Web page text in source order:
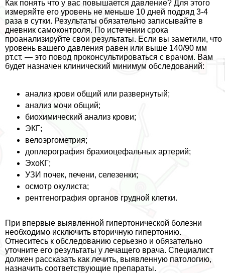
Как понять что у вас повышается давление? Для этого
измеряйте его уровень не меньше 10 дней подряд 3-4
раза в сутки. Результаты обязательно записывайте в
дневник самоконтроля. По истечении срока
проанализируйте свои результаты. Если вы заметили, что
уровень вашего давления равен или выше 140/90 мм
рт.ст. — это повод проконсультироваться с врачом. Вам
будет назначен клинический минимум обследований:
анализ крови общий или развернутый;
анализ мочи общий;
биохимический анализ крови;
ЭКГ;
велоэргометрия;
доплерография брахиоцефальных артерий;
ЭхоКГ;
УЗИ почек, печени, селезенки;
осмотр окулиста;
рентгенография органов грудной клетки.
При впервые выявленной гипертонической болезни
необходимо исключить вторичную гипертонию.
Отнеситесь к обследованию серьезно и обязательно
уточните его результаты у лечащего врача. Специалист
должен рассказать как лечить, выявленную патологию,
назначить соответствующие препараты.